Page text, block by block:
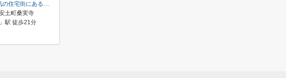
落ち着いた雰囲気の住宅街にあるお家
土町桑実寺
駅 徒歩21分